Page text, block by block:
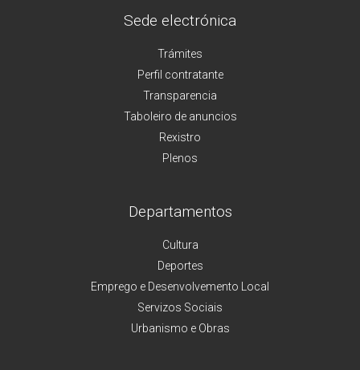
Sede electrónica
Trámites
Perfil contratante
Transparencia
Taboleiro de anuncios
Rexistro
Plenos
Departamentos
Cultura
Deportes
Emprego e Desenvolvemento Local
Servizos Sociais
Urbanismo e Obras